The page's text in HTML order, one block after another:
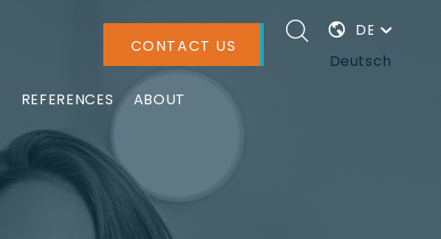
REFERENCES ABOUT
CONTACT US
DEUTSCH
Deutsch